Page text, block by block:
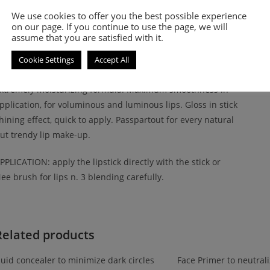
transparent.
transparent lipstick with a moisturizing formula.
moisturizing formula. Maximum smoothness in
for voluminous and luminous lips. Gloss in stick
effect, quick to apply. Passpartout for every natural
trendy lip make-up.
apply the lipstick directly with the stick or
brush for lips n. 3 blending carefully.
products
concealer to minimize dark circles
Face Primer to
We use cookies to offer you the best possible experience
on our page. If you continue to use the page, we will
assume that you are satisfied with it.
Cookie Settings Accept All